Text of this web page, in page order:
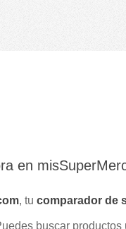
en
, tu comparador de
buscar productos